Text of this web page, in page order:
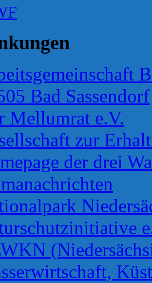
Bad Sassendorf
Mellumrat e.V.
zur
der drei